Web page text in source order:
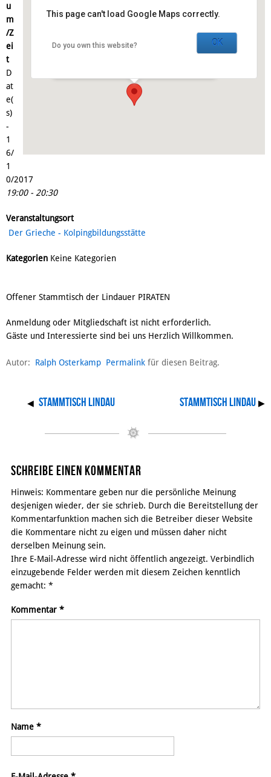
Der Grieche -
Langenweg 24 - Lindau
This page can't load Google Maps correctly.
Do you own this website? OK
u
m
/Z
ei
t
D
at
e(
s)
-
1
6/
1
0/2017
19:00 - 20:30
Veranstaltungsort
Der Grieche - Kolpingbildungsstätte
Kategorien Keine Kategorien
Offener Stammtisch der Lindauer PIRATEN
Anmeldung oder Mitgliedschaft ist nicht erforderlich.
Gäste und Interessierte sind bei uns Herzlich Willkommen.
Autor: Ralph Osterkamp Permalink für diesen Beitrag.
◀ Stammtisch Lindau Stammtisch Lindau ▶
Schreibe einen Kommentar
Hinweis: Kommentare geben nur die persönliche Meinung
desjenigen wieder, der sie schrieb. Durch die Bereitstellung der
Kommentarfunktion machen sich die Betreiber dieser Website
die Kommentare nicht zu eigen und müssen daher nicht
derselben Meinung sein.
Ihre E-Mail-Adresse wird nicht öffentlich angezeigt. Verbindlich
einzugebende Felder werden mit diesem Zeichen kenntlich
gemacht: *
Kommentar *
Name *